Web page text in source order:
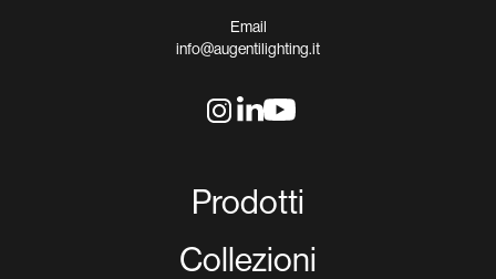
Email
info@augentilighting.it
Prodotti
Collezioni